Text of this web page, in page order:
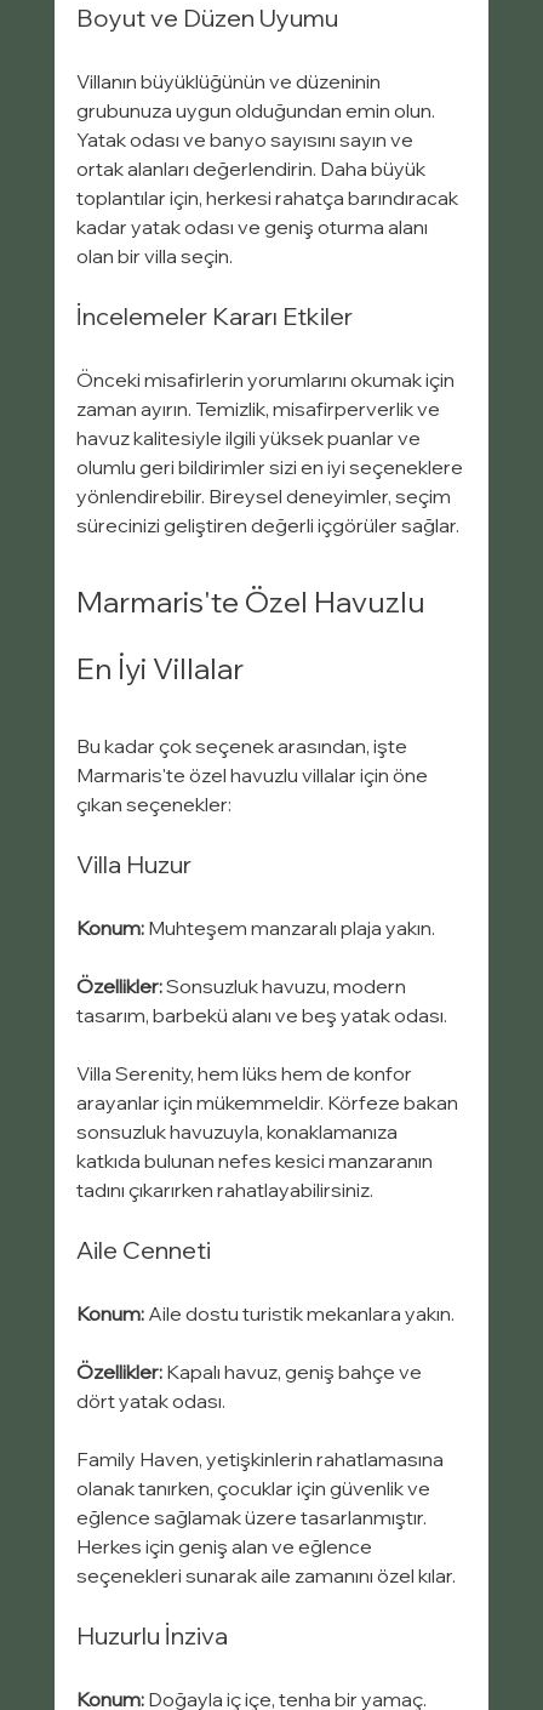
Boyut ve Düzen Uyumu
Villanın büyüklüğünün ve düzeninin
grubunuza uygun olduğundan emin olun.
Yatak odası ve banyo sayısını sayın ve
ortak alanları değerlendirin. Daha büyük
toplantılar için, herkesi rahatça barındıracak
kadar yatak odası ve geniş oturma alanı
olan bir villa seçin.
İncelemeler Kararı Etkiler
Önceki misafirlerin yorumlarını okumak için
zaman ayırın. Temizlik, misafirperverlik ve
havuz kalitesiyle ilgili yüksek puanlar ve
olumlu geri bildirimler sizi en iyi seçeneklere
yönlendirebilir. Bireysel deneyimler, seçim
sürecinizi geliştiren değerli içgörüler sağlar.
Marmaris'te Özel Havuzlu
En İyi Villalar
Bu kadar çok seçenek arasından, işte
Marmaris'te özel havuzlu villalar için öne
çıkan seçenekler:
Villa Huzur
Konum: Muhteşem manzaralı plaja yakın.
Özellikler: Sonsuzluk havuzu, modern
tasarım, barbekü alanı ve beş yatak odası.
Villa Serenity, hem lüks hem de konfor
arayanlar için mükemmeldir. Körfeze bakan
sonsuzluk havuzuyla, konaklamanıza
katkıda bulunan nefes kesici manzaranın
tadını çıkarırken rahatlayabilirsiniz.
Aile Cenneti
Konum: Aile dostu turistik mekanlara yakın.
Özellikler: Kapalı havuz, geniş bahçe ve
dört yatak odası.
Family Haven, yetişkinlerin rahatlamasına
olanak tanırken, çocuklar için güvenlik ve
eğlence sağlamak üzere tasarlanmıştır.
Herkes için geniş alan ve eğlence
seçenekleri sunarak aile zamanını özel kılar.
Huzurlu İnziva
Konum: Doğayla iç içe, tenha bir yamaç.